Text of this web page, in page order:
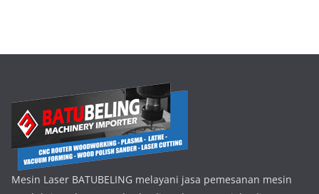
Mesin Laser BATUBELING melayani jasa pemesanan mesin